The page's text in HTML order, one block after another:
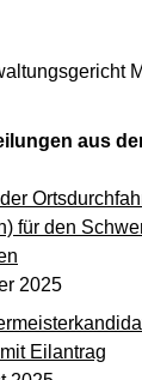
aus
für den
2025
Eilantrag